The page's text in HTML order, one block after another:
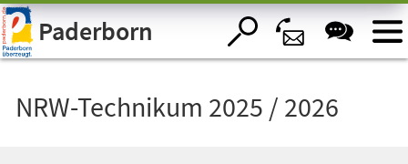
Visuelle
Assistenzsoftware
öffnen.Paderborn
NRW-Technikum 2025 / 2026